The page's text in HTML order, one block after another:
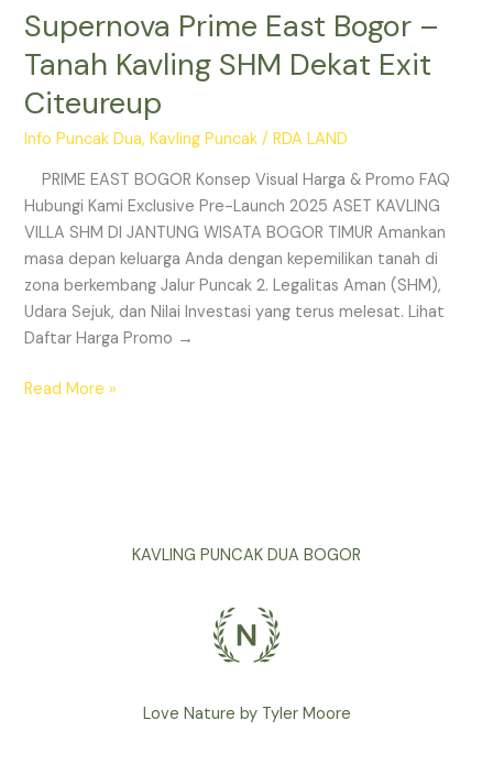
Supernova Prime East Bogor –
Tanah Kavling SHM Dekat Exit
Citeureup
Info Puncak Dua,Kavling Puncak /RDA LAND
PRIME EAST BOGOR Konsep Visual Harga & Promo FAQ
Hubungi Kami Exclusive Pre-Launch 2025 ASET KAVLING
VILLA SHM DI JANTUNG WISATA BOGOR TIMUR Amankan
masa depan keluarga Anda dengan kepemilikan tanah di
zona berkembang Jalur Puncak 2. Legalitas Aman (SHM),
Udara Sejuk, dan Nilai Investasi yang terus melesat. Lihat
Daftar Harga Promo →
Read More »
KAVLING PUNCAK DUA BOGOR
Love Nature by Tyler Moore